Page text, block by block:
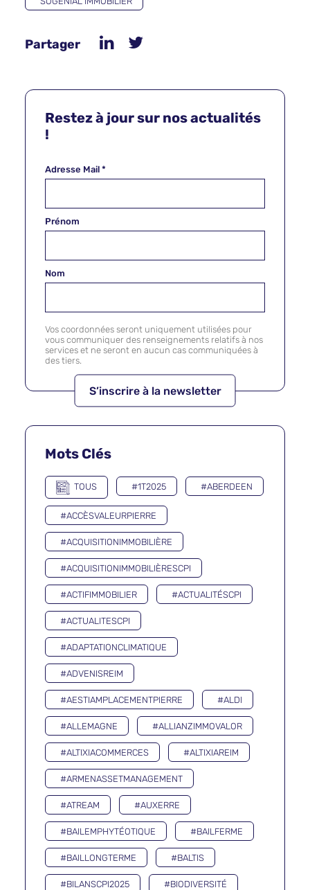
Partager
Restez à jour sur nos actualités
!
Adresse Mail *
Prénom
Nom
Vos coordonnées seront uniquement utilisées pour
vous communiquer des renseignements relatifs à nos
services et ne seront en aucun cas communiquées à
des tiers.
Mots Clés
TOUS #1T2025 #ABERDEEN
#ACCÈSVALEURPIERRE
#ACQUISITIONIMMOBILIÈRE
#ACQUISITIONIMMOBILIÈRESCPI
#ACTIFIMMOBILIER #ACTUALITÉSCPI
#ACTUALITESCPI
#ADAPTATIONCLIMATIQUE
#ADVENISREIM
#AESTIAMPLACEMENTPIERRE #ALDI
#ALLEMAGNE #ALLIANZIMMOVALOR
#ALTIXIACOMMERCES #ALTIXIAREIM
#ARMENASSETMANAGEMENT
#ATREAM #AUXERRE
#BAILEMPHYTÉOTIQUE #BAILFERME
#BAILLONGTERME #BALTIS
#BILANSCPI2025 #BIODIVERSITÉ